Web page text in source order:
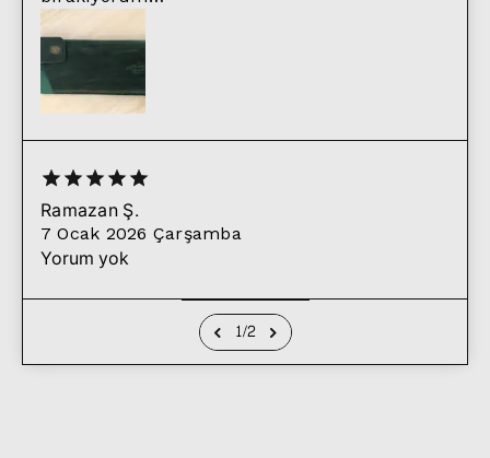
RamazanŞ.
7 Ocak 2026 Çarşamba
Yorum yok
1/2